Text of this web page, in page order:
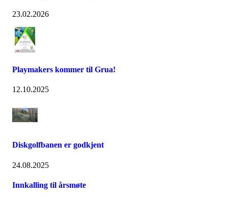
23.02.2026
Playmakers kommer til Grua!
12.10.2025
Diskgolfbanen er godkjent
24.08.2025
Innkalling til årsmøte